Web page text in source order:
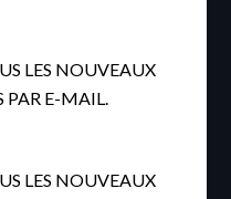
LES NOUVEAUX
E-MAIL.
LES NOUVEAUX